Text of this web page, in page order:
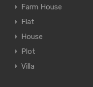
Farm House
Flat
House
Plot
Villa